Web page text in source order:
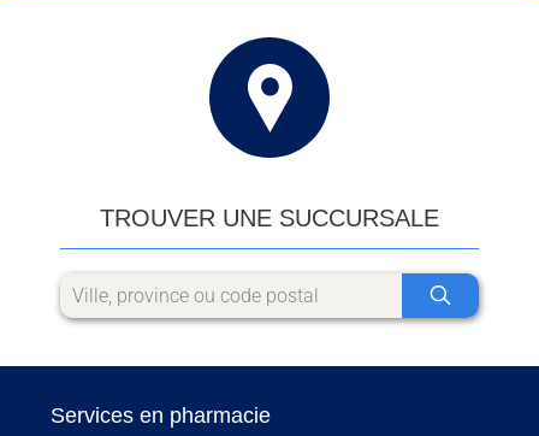
TROUVER UNE SUCCURSALE
Services en pharmacie